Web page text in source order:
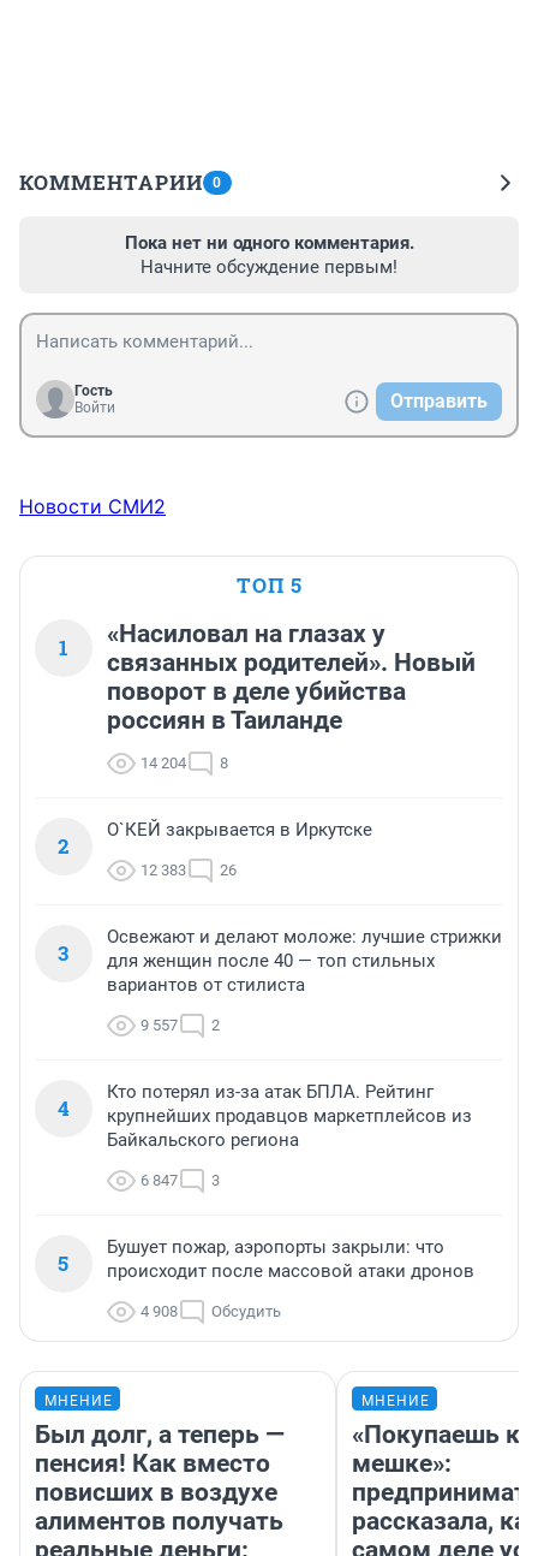
КОММЕНТАРИИ 0
Пока нет ни одного комментария.
Начните обсуждение первым!
Гость
Войти
Отправить
Новости СМИ2
ТОП 5
1
«Насиловал на глазах у
связанных родителей». Новый
поворот в деле убийства
россиян в Таиланде
14 204 8
2
О`КЕЙ закрывается в Иркутске
12 383 26
3
Освежают и делают моложе: лучшие стрижки
для женщин после 40 — топ стильных
вариантов от стилиста
9 557 2
4
Кто потерял из-за атак БПЛА. Рейтинг
крупнейших продавцов маркетплейсов из
Байкальского региона
6 847 3
5
Бушует пожар, аэропорты закрыли: что
происходит после массовой атаки дронов
4 908 Обсудить
МНЕНИЕ
Был долг, а теперь —
пенсия! Как вместо
повисших в воздухе
алиментов получать
реальные деньги:
МНЕНИЕ
«Покупаешь
мешке»:
рассказала,
самом деле